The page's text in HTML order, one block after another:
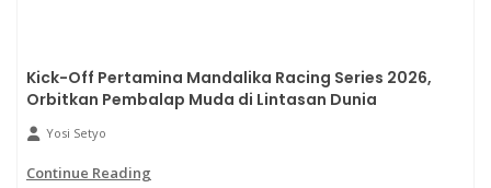
Kick-Off Pertamina Mandalika Racing Series 2026,
Orbitkan Pembalap Muda di Lintasan Dunia
Yosi Setyo
Continue Reading